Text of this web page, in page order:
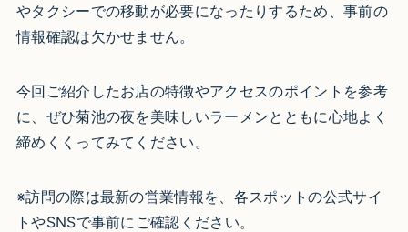
やタクシーでの移動が必要になったりするため、事前の
情報確認は欠かせません。
今回ご紹介したお店の特徴やアクセスのポイントを参考
に、ぜひ菊池の夜を美味しいラーメンとともに心地よく
締めくくってみてください。
※訪問の際は最新の営業情報を、各スポットの公式サイ
トやSNSで事前にご確認ください。